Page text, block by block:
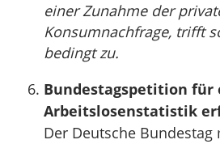
einer Zunahme der
Konsumnachfrage, trifft
bedingt zu.
Bundestagspetition für
Arbeitslosenstatistik
Der Deutsche Bundestag